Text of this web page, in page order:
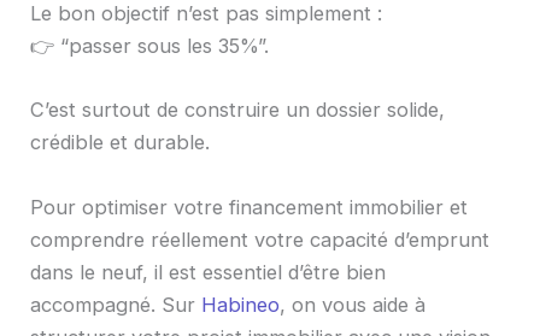
Le bon objectif n’est pas simplement :
👉 “passer sous les 35%”.
C’est surtout de construire un dossier solide,
crédible et durable.
Pour optimiser votre financement immobilier et
comprendre réellement votre capacité d’emprunt
dans le neuf, il est essentiel d’être bien
accompagné. Sur Habineo, on vous aide à